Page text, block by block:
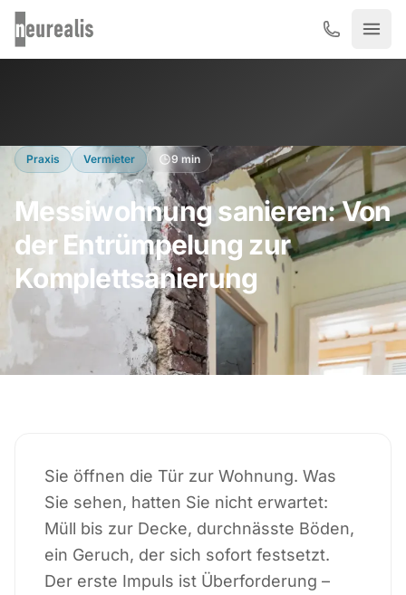
Zum Hauptinhalt springen
Praxis Vermieter 9 min
Messiwohnung sanieren: Von
der Entrümpelung zur
Komplettsanierung
Sie öffnen die Tür zur Wohnung. Was
Sie sehen, hatten Sie nicht erwartet:
Müll bis zur Decke, durchnässte Böden,
ein Geruch, der sich sofort festsetzt.
Der erste Impuls ist Überforderung –